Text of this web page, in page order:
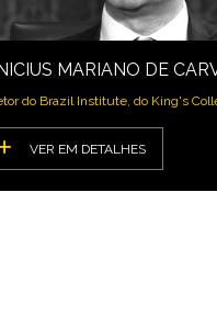
MARIANO DE
do Brazil Institute, do King's
VER EM DETALHES